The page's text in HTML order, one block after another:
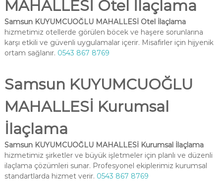
MAHALLESİ Otel İlaçlama
Samsun KUYUMCUOĞLU MAHALLESİ Otel İlaçlama
hizmetimiz otellerde görülen böcek ve haşere sorunlarına
karşı etkili ve güvenli uygulamalar içerir. Misafirler için hijyenik
ortam sağlanır. 0543 867 8769
Samsun KUYUMCUOĞLU
MAHALLESİ Kurumsal
İlaçlama
Samsun KUYUMCUOĞLU MAHALLESİ Kurumsal İlaçlama
hizmetimiz şirketler ve büyük işletmeler için planlı ve düzenli
ilaçlama çözümleri sunar. Profesyonel ekiplerimiz kurumsal
standartlarda hizmet verir. 0543 867 8769